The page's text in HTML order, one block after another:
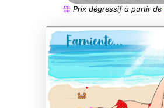
Prix dégressif à partir de